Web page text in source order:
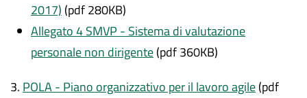
2017) (pdf 280KB)
Allegato 4 SMVP - Sistema di valutazione
personale non dirigente(pdf 360KB)
3. POLA - Piano organizzativo per il lavoro agile(pdf